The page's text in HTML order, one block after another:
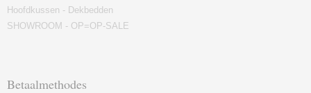
Hoofdkussen - Dekbedden
SHOWROOM - OP=OP-SALE
Betaalmethodes